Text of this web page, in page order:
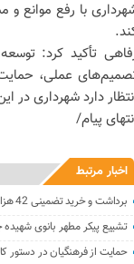
با رفع موانع
تأکید کرد:
عملی،
دارد شهرداری در
پیام/
اخبار مرتبط
برداشت و خرید تضمینی 42 هزار تن گندم در استان بوشهر
تشییع پیکر مطهر بانوی
حمایت از فرهنگیان در